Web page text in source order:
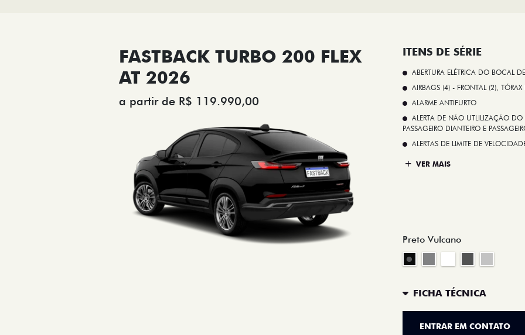
FASTBACK TURBO 200 FLEX
AT 2026
a partir de R$ 119.990,00
ITENS DE SÉRIE
ABERTURA ELÉTRICA DO BOCAL
AIRBAGS (4) - FRONTAL (2),
ALARME ANTIFURTO
ALERTA DE NÃO UTLILIZAÇÃO
PASSAGEIRO DIANTEIRO E
ALERTAS DE LIMITE DE
VER MAIS
Preto Vulcano
FICHA TÉCNICA
ENTRAR EM CONTATO